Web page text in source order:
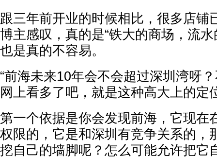
跟三年前开业的时候相比，很多店铺
博主感叹，真的是“铁大的商场，流
也是真的不容易。
“前海未来10年会不会超过深圳湾呀
网上看多了吧，就是这种高大上的定
第一个依据是你会发现前海，它现在
权限的，它是和深圳有竞争关系的，
挖自己的墙脚呢？怎么可能允许把它